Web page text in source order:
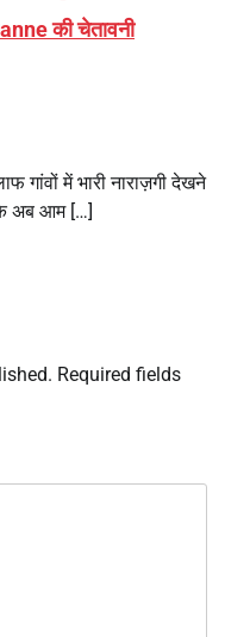
की चेतावनी
गांवों में भारी नाराज़गी देखने
अब आम […]
Required fields